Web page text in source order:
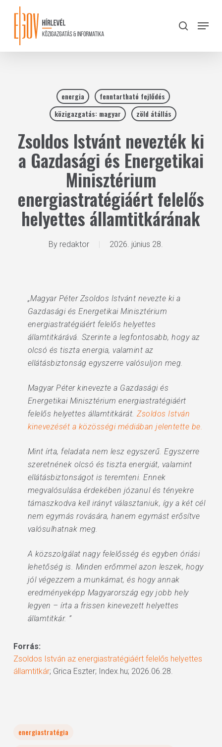
content
search
Menu
energia
fenntartható fejlődés
közigazgatás: magyar
zöld átállás
Zsoldos Istvánt nevezték ki
a Gazdasági és Energetikai
Minisztérium
energiastratégiáért felelős
helyettes államtitkárának
By redaktor 2026. június 28.
„Magyar Péter Zsoldos Istvánt nevezte ki a
Gazdasági és Energetikai Minisztérium
energiastratégiáért felelős helyettes
államtitkárává. Szerinte a legfontosabb, hogy az
olcsó és tiszta energia, valamint az
ellátásbiztonság egyszerre valósuljon meg.
Magyar Péter kinevezte a Gazdasági és
Energetikai Minisztérium energiastratégiáért
felelős helyettes államtitkárát.Zsoldos István
kinevezését a közösségi médiában jelentette be.
Mint írta, feladata nem lesz egyszerű. Egyszerre
szeretnének olcsó és tiszta energiát, valamint
ellátásbiztonságot is teremteni. Ennek
megvalósulása érdekében józanul és tényekre
támaszkodva kell irányt választaniuk, így a két cél
nem egymás rovására, hanem egymást erősítve
valósulhatnak meg.
A közszolgálat nagy felelősség és egyben óriási
lehetőség is. Minden erőmmel azon leszek, hogy
jól végezzem a munkámat, és hogy annak
eredményeképp Magyarország egy jobb hely
legyen – írta a frissen kinevezett helyettes
államtitkár. ”
Forrás:
Zsoldos István az energiastratégiáért felelős helyettes
államtitkár; Grica Eszter; Index.hu; 2026.06.28.
energiastratégia
Close